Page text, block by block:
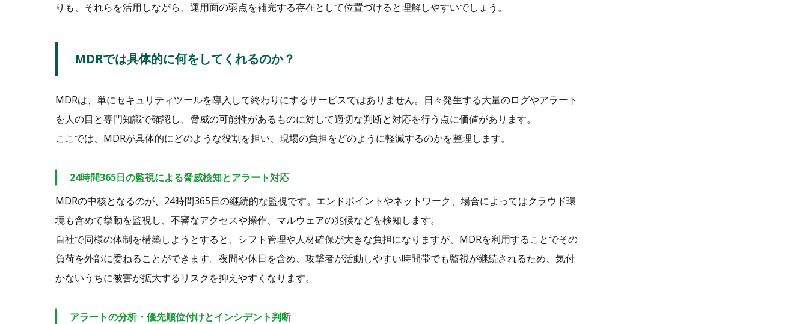
りも、それらを活用しながら、運用面の弱点を補完する存在として位置づけると理解しやすいでしょう。
MDRでは具体的に何をしてくれるのか？
MDRは、単にセキュリティツールを導入して終わりにするサービスではありません。日々発生する大量のログやアラート
を人の目と専門知識で確認し、脅威の可能性があるものに対して適切な判断と対応を行う点に価値があります。
ここでは、MDRが具体的にどのような役割を担い、現場の負担をどのように軽減するのかを整理します。
24時間365日の監視による脅威検知とアラート対応
MDRの中核となるのが、24時間365日の継続的な監視です。エンドポイントやネットワーク、場合によってはクラウド環
境も含めて挙動を監視し、不審なアクセスや操作、マルウェアの兆候などを検知します。
自社で同様の体制を構築しようとすると、シフト管理や人材確保が大きな負担になりますが、MDRを利用することでその
負荷を外部に委ねることができます。夜間や休日を含め、攻撃者が活動しやすい時間帯でも監視が継続されるため、気付
かないうちに被害が拡大するリスクを抑えやすくなります。
アラートの分析・優先順位付けとインシデント判断